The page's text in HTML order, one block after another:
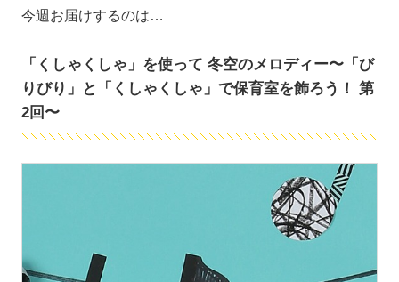
今週お届けするのは…
「くしゃくしゃ」を使って 冬空のメロディー〜「び
りびり」と「くしゃくしゃ」で保育室を飾ろう！ 第
2回〜